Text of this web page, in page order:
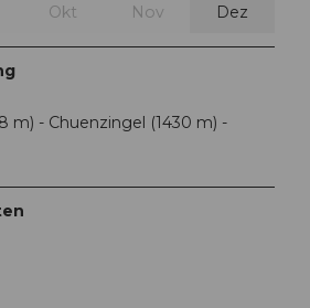
Okt Nov Dez
m) - Chuenzingel (1430 m) -